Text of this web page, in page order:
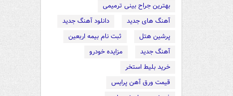
بهترین جراح بینی ترمیمی
آهنگ های جدید
دانلود آهنگ جدید
پرشین هتل
ثبت نام بیمه اربعین
آهنگ جدید
مزایده خودرو
خرید بلیط استخر
قیمت ورق آهن پرایس